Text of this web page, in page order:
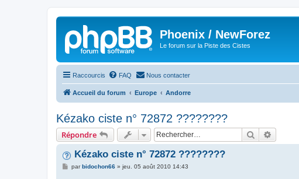
Phoenix / NewForez
Le forum sur la Piste des Cistes
Raccourcis FAQ Nous contacter
Accueil du forum Europe Andorre
Kézako ciste n° 72872 ????????
Répondre Rechercher
Kézako ciste n° 72872 ????????
Mparbidochon66» jeu. 05 août 2010 14:43